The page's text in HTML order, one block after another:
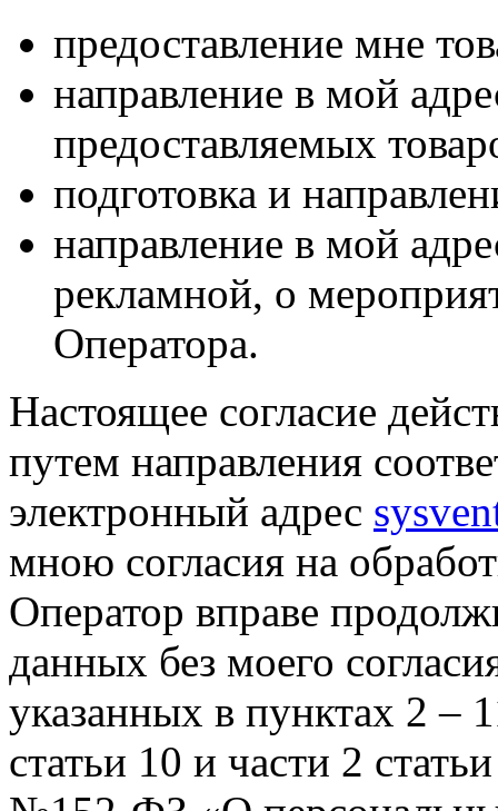
предоставление мне
направление в мой
предоставляемых
подготовка и
направление в мой
рекламной, о
Оператора.
Настоящее согласие
путем направления
электронный адрес
мною согласия на
Оператор вправе
данных без моего
указанных в пунктах 2 –
статьи 10 и части 2